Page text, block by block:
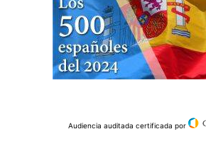
Audiencia auditada certificada por